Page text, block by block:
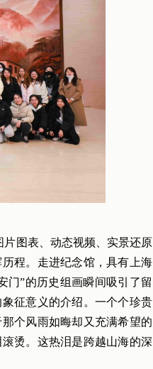
图表、动态视频、实景还原
程。走进纪念馆，具有上海
”的历史组画瞬间吸引了留
征意义的介绍。一个个珍贵
个风雨如晦却又充满希望的
烫。这热泪是跨越山海的深